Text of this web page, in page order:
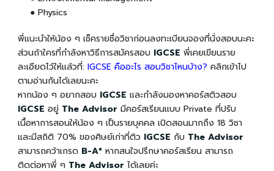
● Physics
พี่แนะนำให้น้อง ๆ เช็ครายชื่อวิชาก่อนลงทะเบียนจองที่นั่งสอบนะคะ
ส่วนถ้าใครที่กำลังหาวิธีการสมัครสอบ IGCSE พี่เคยเขียนราย
ละเอียดไว้ให้แล้วที่: IGCSE คืออะไร สอบวิชาไหนบ้าง? คลิกเข้าไป
ตามอ่านกันได้เลยนะคะ
หากน้อง ๆ อยากสอบ IGCSE และกำลังมองหาคอร์สติวสอบ
IGCSE อยู่ The Advisor มีคอร์สเรียนแบบ Private ที่ปรับ
เนื้อหาการสอนให้น้อง ๆ เป็นรายบุคคล เปิดสอนมากถึง 18 วิชา
และมีสถิติ 70% ของศิษย์เก่าที่ติว IGCSE กับ The Advisor
สามารถคว้าเกรด B-A*หากสนใจปรึกษาคอร์สเรียน สามารถ
ติดต่อหาพี่ ๆ The Advisor ได้เลยค่ะ